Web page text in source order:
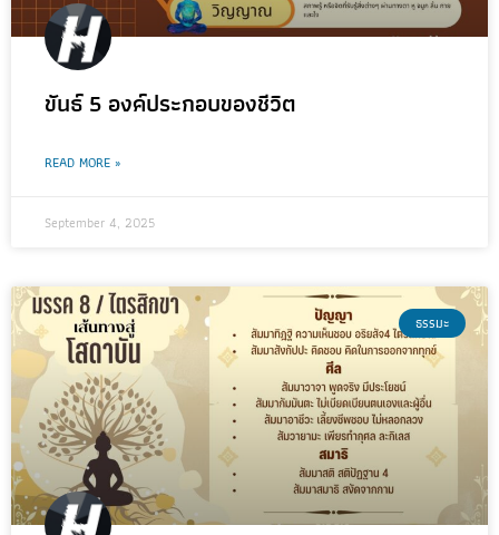
ขันธ์ 5 องค์ประกอบของชีวิต
READ MORE »
September 4, 2025
ธรรมะ